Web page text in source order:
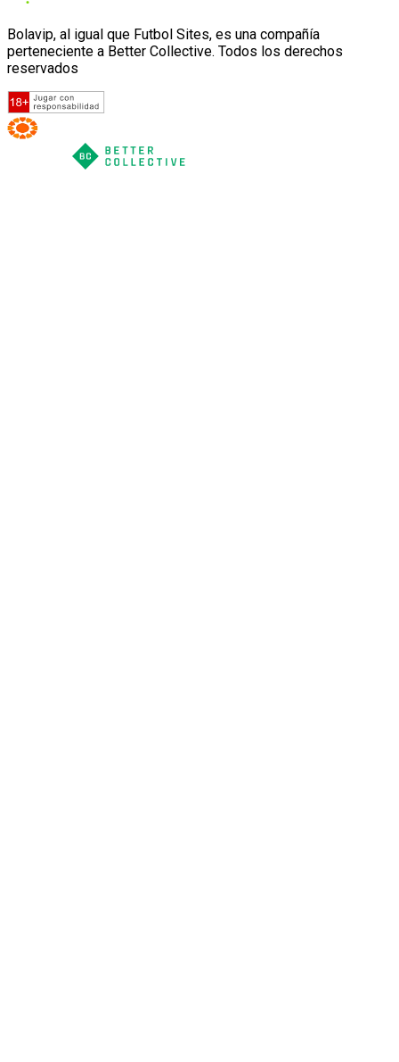
Bolavip, al igual que Futbol Sites, es una compañía
perteneciente a Better Collective. Todos los derechos
reservados